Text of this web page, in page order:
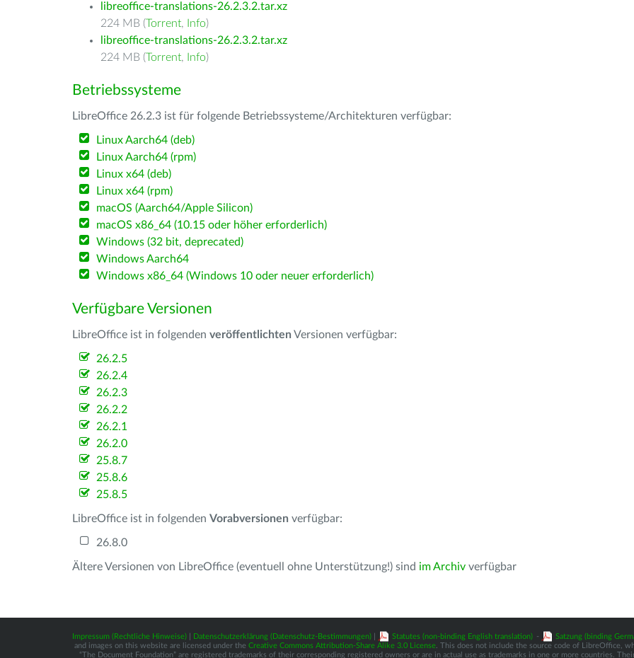
libreoffice-translations-26.2.3.2.tar.xz
224 MB (Torrent, Info)
libreoffice-translations-26.2.3.2.tar.xz
224 MB (Torrent, Info)
Betriebssysteme
LibreOffice 26.2.3 ist für folgende Betriebssysteme/Architekturen verfügbar:
Linux Aarch64 (deb)
Linux Aarch64 (rpm)
Linux x64 (deb)
Linux x64 (rpm)
macOS (Aarch64/Apple Silicon)
macOS x86_64 (10.15 oder höher erforderlich)
Windows (32 bit, deprecated)
Windows Aarch64
Windows x86_64 (Windows 10 oder neuer erforderlich)
Verfügbare Versionen
LibreOffice ist in folgenden veröffentlichten Versionen verfügbar:
26.2.5
26.2.4
26.2.3
26.2.2
26.2.1
26.2.0
25.8.7
25.8.6
25.8.5
LibreOffice ist in folgenden Vorabversionen verfügbar:
26.8.0
Ältere Versionen von LibreOffice (eventuell ohne Unterstützung!) sind im Archiv verfügbar
Impressum (Rechtliche Hinweise) Datenschutzerklärung (Datenschutz-Bestimmungen) Statutes (non-binding English translation) - Satzung (binding
and images on this website are licensed under the Creative Commons Attribution-Share Alike 3.0 License. This does not include the source code of LibreOffice,
“The Document Foundation” are registered trademarks of their corresponding registered owners or are in actual use as trademarks in one or more countries.